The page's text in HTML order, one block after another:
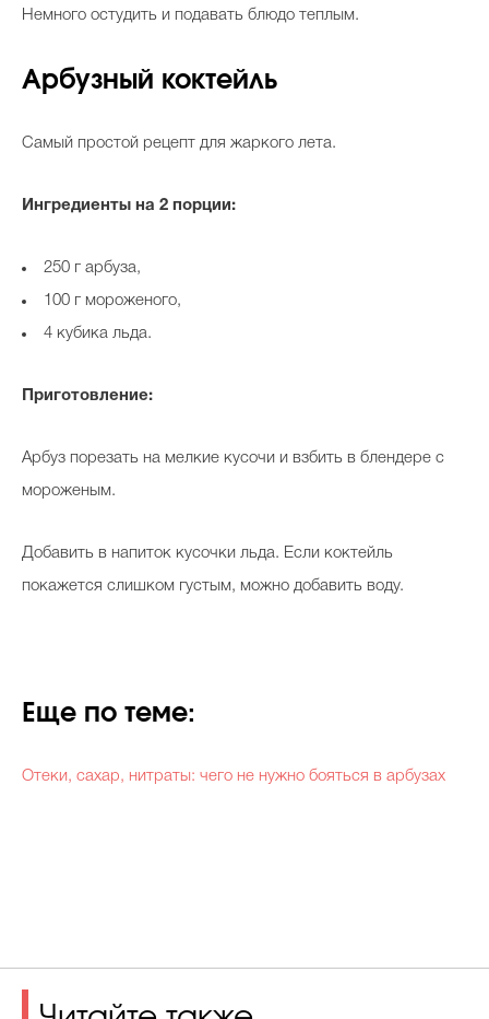
Немного остудить и подавать блюдо теплым.
Арбузный коктейль
Самый простой рецепт для жаркого лета.
Ингредиенты на 2 порции:
250 г арбуза,
100 г мороженого,
4 кубика льда.
Приготовление:
Арбуз порезать на мелкие кусочи и взбить в блендере с
мороженым.
Добавить в напиток кусочки льда. Если коктейль
покажется слишком густым, можно добавить воду.
Еще по теме:
Отеки, сахар, нитраты: чего не нужно бояться в арбузах